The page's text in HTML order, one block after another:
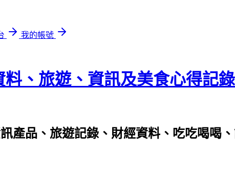
我的帳號
料、旅遊、資訊及美食心得記
產品、旅遊記錄、財經資料、吃吃喝喝